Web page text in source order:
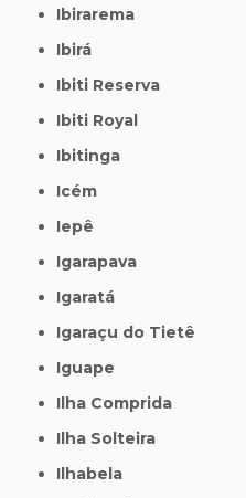
Ibirarema
Ibirá
Ibiti Reserva
Ibiti Royal
Ibitinga
Icém
Iepê
Igarapava
Igaratá
Igaraçu do Tietê
Iguape
Ilha Comprida
Ilha Solteira
Ilhabela